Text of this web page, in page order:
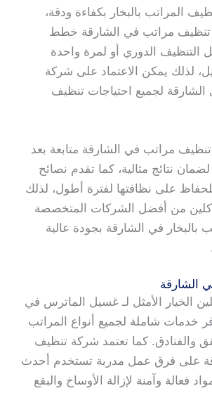
المراتب بالبخار بكفاءة ودقة،
تنظيف مراتب في الشارقة خطط
الدوري أو لمرة واحدة
لذلك يمكن الاعتماد على شركة
لجميع احتياجات تنظيف
مراتب في الشارقة متابعة بعد
نتائج مثالية، كما تقدم نصائح
للحفاظ على نظافتها لفترة أطول، لذلك
كلين من أفضل الشركات المتخصصة
بالبخار في الشارقة بجودة عالية
الشارقة
الخيار الأمثل لـ غسيل الماترس في
خدمات شاملة لجميع أنواع المراتب
والفنادق. كما تعتمد شركة تنظيف
على فرق عمل مدربة تستخدم أحدث
فعالة وآمنة لإزالة الأوساخ والبقع